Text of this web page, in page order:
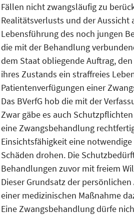
Fällen nicht zwangsläufig zu
Realitätsverlusts und der
Lebensführung des noch jungen
die mit der Behandlung
dem Staat obliegende Auftrag,
ihres Zustands ein straffreies
Patientenverfügungen einer
Das BVerfG hob die mit der
Zwar gäbe es auch
eine Zwangsbehandlung
Einsichtsfähigkeit eine
Schäden drohen. Die
Behandlungen zuvor mit freiem
Dieser Grundsatz der
einer medizinischen Maßnahme
Eine Zwangsbehandlung dürfe